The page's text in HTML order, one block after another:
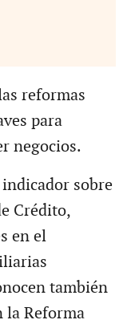
reformas
para
negocios.
sobre
Crédito,
en el
también
la Reforma